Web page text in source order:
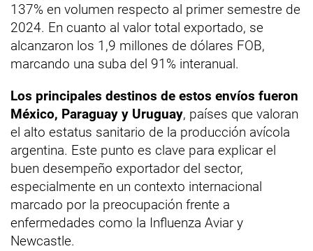
137% en volumen respecto al primer semestre de
2024. En cuanto al valor total exportado, se
alcanzaron los 1,9 millones de dólares FOB,
marcando una suba del 91% interanual.
Los principales destinos de estos envíos fueron
México, Paraguay y Uruguay, países que valoran
el alto estatus sanitario de la producción avícola
argentina. Este punto es clave para explicar el
buen desempeño exportador del sector,
especialmente en un contexto internacional
marcado por la preocupación frente a
enfermedades como la Influenza Aviar y
Newcastle.